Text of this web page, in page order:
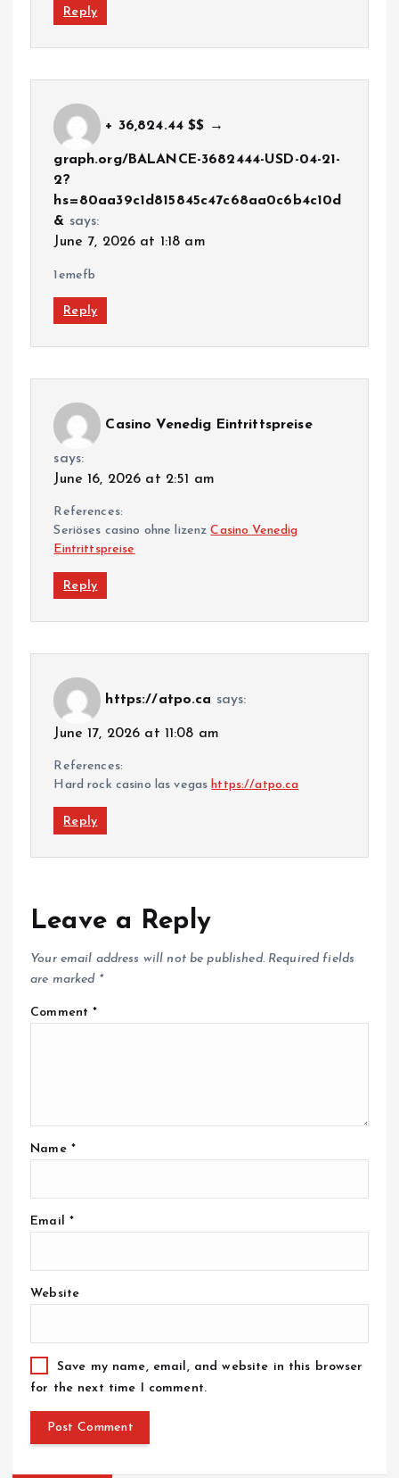
Reply
+ 36,824.44 $$ →
graph.org/BALANCE-3682444-USD-04-21-
2?
hs=80aa39c1d815845c47c68aa0c6b4c10d
& says:
June 7, 2026 at 1:18 am
1emefb
Reply
Casino Venedig Eintrittspreise
says:
June 16, 2026 at 2:51 am
References:
Seriöses casino ohne lizenzCasino Venedig
Eintrittspreise
Reply
https://atpo.ca says:
June 17, 2026 at 11:08 am
References:
Hard rock casino las vegashttps://atpo.ca
Reply
Leave a Reply
Your email address will not be published. Required fields
are marked *
Comment*
Name *
Email *
Website
Save my name, email, and website in this browser
for the next time I comment.